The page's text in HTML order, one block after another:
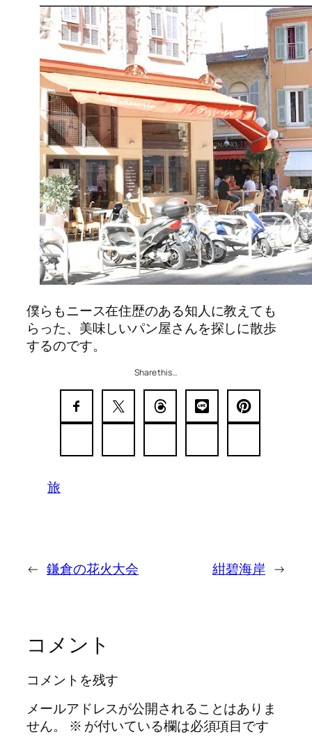
僕らもニース在住歴のある知人に教えても
らった、美味しいパン屋さんを探しに散歩
するのです。
Share this…
旅
← 鎌倉の花火大会 紺碧海岸 →
コメント
コメントを残す
メールアドレスが公開されることはありま
せん。
※ が付いている欄は必須項目です